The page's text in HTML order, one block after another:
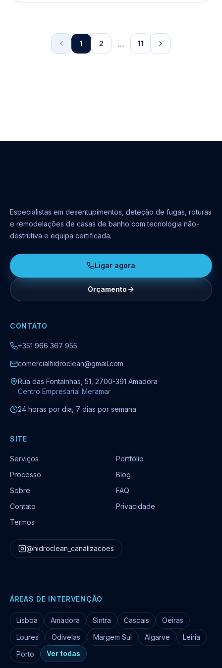
entender quem é responsável pela reparação e
detalhado ajuda a compreender as causas das...
1 2 … 11
Especialistas em desentupimentos, deteção de fugas, roturas
e remodelações de casas de banho com tecnologia não-
destrutiva e equipa certificada.
Ligar agora
Orçamento
CONTATO
+351 966 367 955
comercialhidroclean@gmail.com
Rua das Fontaínhas, 51, 2700-391 Amadora
Centro Empresarial Meramar
24 horas por dia, 7 dias por semana
SITE
Serviços
Portfólio
Processo
Blog
Sobre
FAQ
Contato
Privacidade
Termos
@hidroclean_canalizacoes
ÁREAS DE INTERVENÇÃO
Lisboa Amadora Sintra Cascais
Oeiras
Loures
Odivelas Margem Sul Algarve
Leiria
Porto
Ver todas